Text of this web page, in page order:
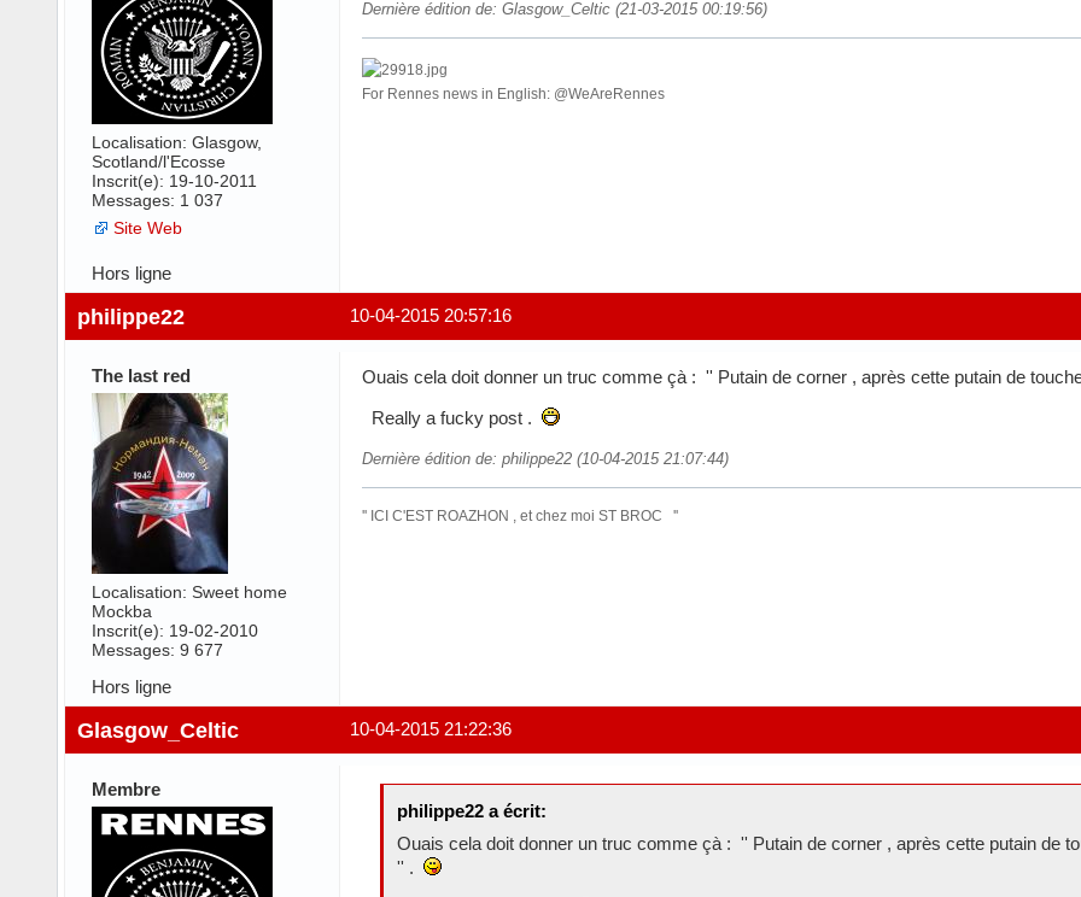
Localisation: Glasgow,
Scotland/l'Ecosse
Inscrit(e): 19-10-2011
Messages: 1 037
Site Web
Dernière édition de: Glasgow_Celtic (21-03-2015 00:19:56)
For Rennes news in English: @WeAreRennes
Hors ligne
10-04-2015 20:57:16
philippe22
The last red
Localisation: Sweet home
Mockba
Inscrit(e): 19-02-2010
Messages: 9 677
Ouais cela doit donner un truc comme çà : '' Putain de corner , après cette putain de
Really a fucky post .
Dernière édition de: philippe22 (10-04-2015 21:07:44)
'' ICI C'EST ROAZHON , et chez moi ST BROC ''
Hors ligne
10-04-2015 21:22:36
Glasgow_Celtic
Membre
philippe22 a écrit:
Ouais cela doit donner un truc comme çà : '' Putain de corner , après cette putain de
'' .